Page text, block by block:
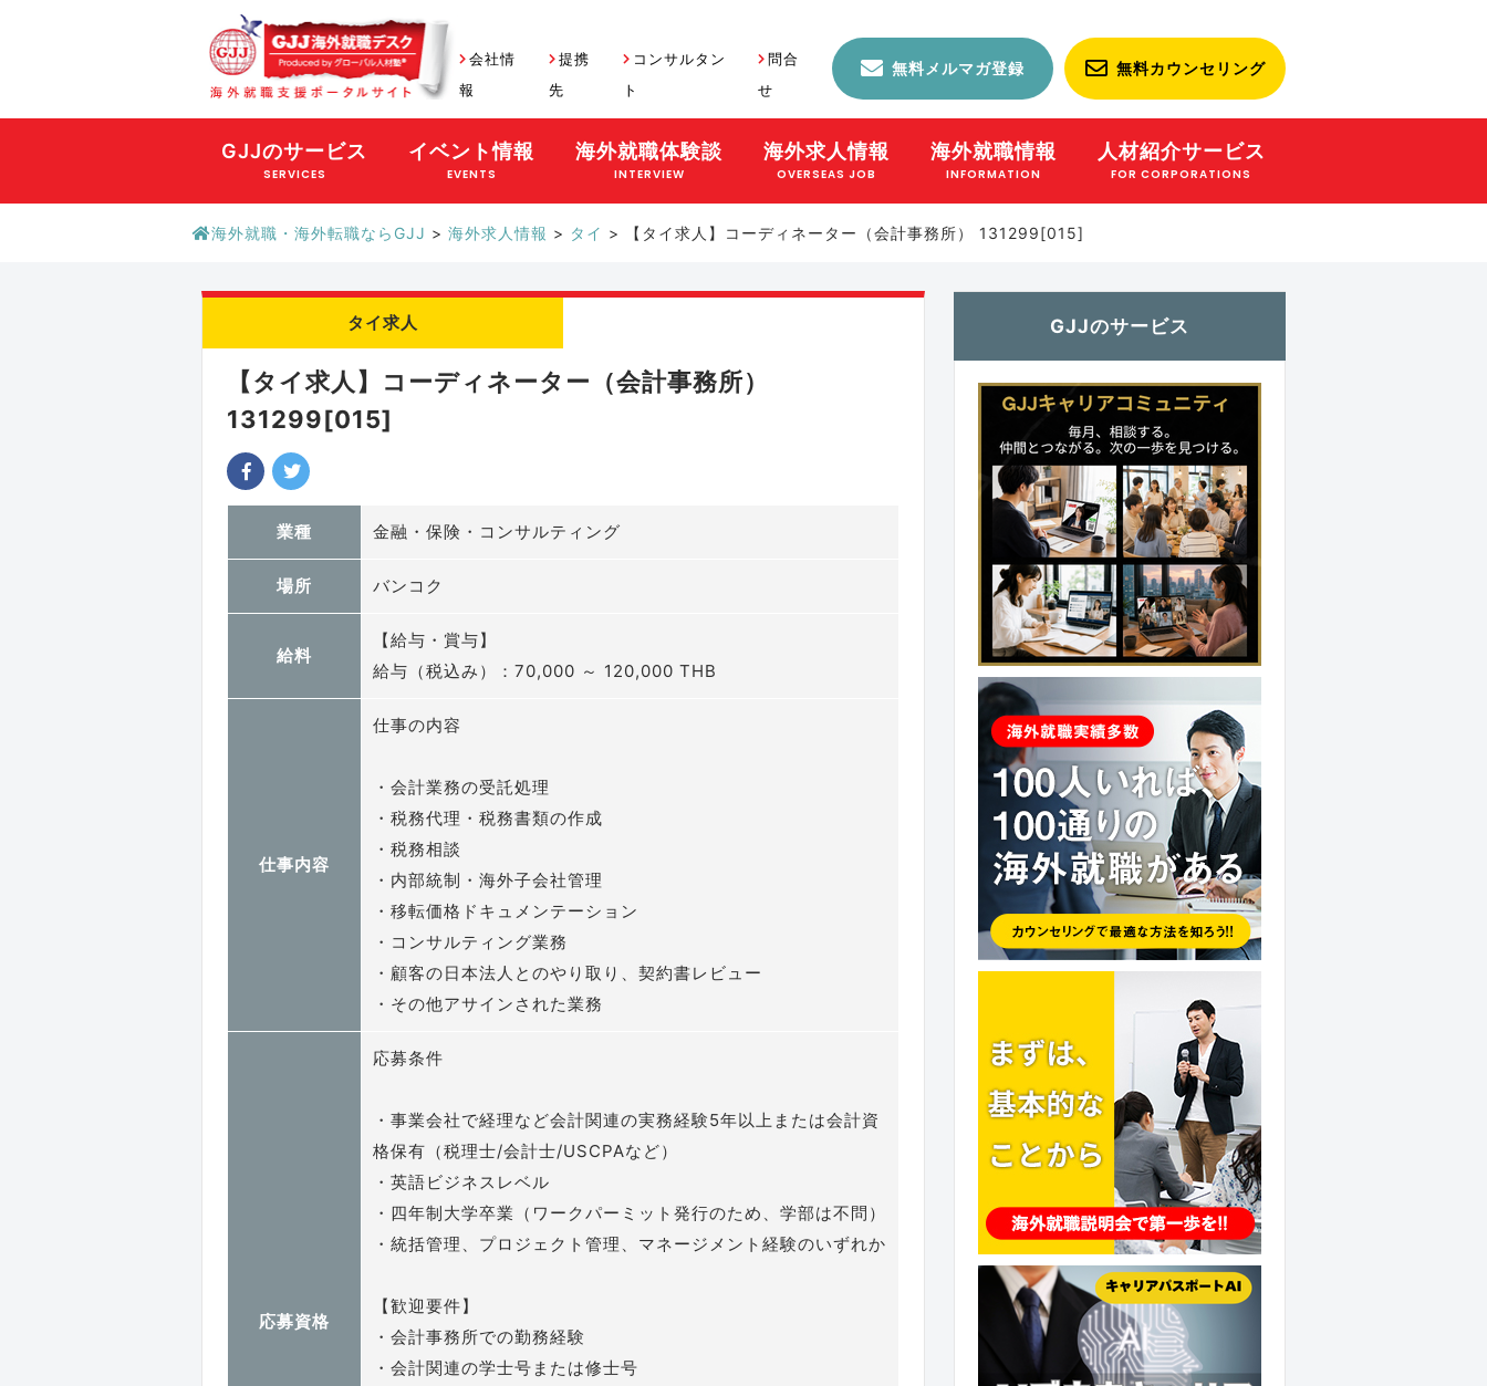
会社情
報
提携
先
コンサルタン
ト
問合
せ
無料メルマガ登録 無料カウンセリング
GJJのサービス
SERVICES
イベント情報
EVENTS
海外就職体験談
INTERVIEW
海外求人情報
OVERSEAS JOB
海外就職情報
INFORMATION
人材紹介サービス
FOR CORPORATIONS
海外就職・海外転職ならGJJ > 海外求人情報 > タイ > 【タイ求人】コーディネーター（会計事務所） 131299[015]
タイ求人
【タイ求人】コーディネーター（会計事務所）
131299[015]
業種 金融・保険・コンサルティング
場所 バンコク
給料
【給与・賞与】
給与（税込み）：70,000 ～ 120,000 THB
仕事内容
仕事の内容
・会計業務の受託処理
・税務代理・税務書類の作成
・税務相談
・内部統制・海外子会社管理
・移転価格ドキュメンテーション
・コンサルティング業務
・顧客の日本法人とのやり取り、契約書レビュー
・その他アサインされた業務
応募資格
応募条件
・事業会社で経理など会計関連の実務経験5年以上または会計資
格保有（税理士/会計士/USCPAなど）
・英語ビジネスレベル
・四年制大学卒業（ワークパーミット発行のため、学部は不問）
・統括管理、プロジェクト管理、マネージメント経験のいずれか
【歓迎要件】
・会計事務所での勤務経験
・会計関連の学士号または修士号
GJJのサービス